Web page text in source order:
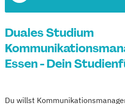
Duales Studium
Essen - Dein
Du willst